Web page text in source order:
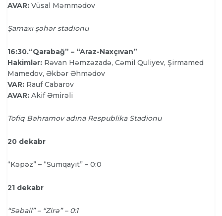
AVAR: Vüsal Məmmədov
Şamaxı şəhər stadionu
16:30.“Qarabağ” – “Araz-Naxçıvan”
Hakimlər: Rəvan Həmzəzadə, Cəmil Quliyev, Şirmamed
Mamedov, Əkbər Əhmədov
VAR: Rauf Cabarov
AVAR: Akif Əmirəli
Tofiq Bəhramov adına Respublika Stadionu
20 dekabr
“Kəpəz” – “Sumqayıt” – 0:0
21 dekabr
“Səbail” – “Zirə” – 0:1